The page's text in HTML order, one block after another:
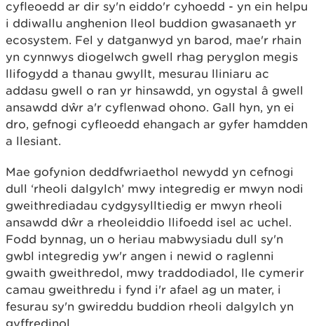
cyfleoedd ar dir sy'n eiddo'r cyhoedd - yn ein helpu
i ddiwallu anghenion lleol buddion gwasanaeth yr
ecosystem. Fel y datganwyd yn barod, mae'r rhain
yn cynnwys diogelwch gwell rhag peryglon megis
llifogydd a thanau gwyllt, mesurau lliniaru ac
addasu gwell o ran yr hinsawdd, yn ogystal â gwell
ansawdd dŵr a'r cyflenwad ohono. Gall hyn, yn ei
dro, gefnogi cyfleoedd ehangach ar gyfer hamdden
a llesiant.
Mae gofynion deddfwriaethol newydd yn cefnogi
dull ‘rheoli dalgylch’ mwy integredig er mwyn nodi
gweithrediadau cydgysylltiedig er mwyn rheoli
ansawdd dŵr a rheoleiddio llifoedd isel ac uchel.
Fodd bynnag, un o heriau mabwysiadu dull sy'n
gwbl integredig yw'r angen i newid o raglenni
gwaith gweithredol, mwy traddodiadol, lle cymerir
camau gweithredu i fynd i'r afael ag un mater, i
fesurau sy'n gwireddu buddion rheoli dalgylch yn